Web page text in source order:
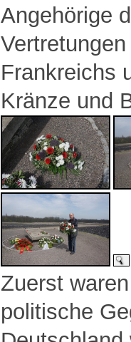
Angehörige
Frankreichs
Kränze und
Zuerst
politische